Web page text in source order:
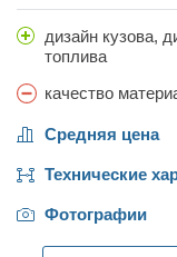
дизайн кузова,
топлива
качество
Средняя цена
Технические
Фотографии